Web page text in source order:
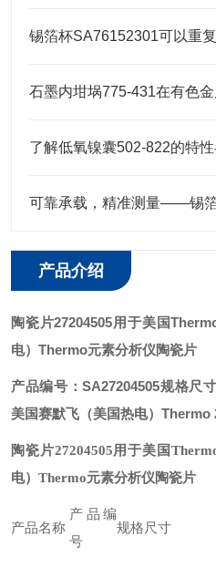
锡箔杯SA76152301可以重
石墨内坩埚775-431在有色
了解低氧镍囊502-822的特性
可靠承载，精准测量——锡
产品介绍
陶瓷片27204505用于美国
电）Thermo元素分析仪陶瓷片
产品编号：SA27204505规格尺
美国赛默飞（美国热电）Thermo
陶瓷片27204505用于美国
电）Thermo元素分析仪陶瓷片
产品名称
产品编
号
规格尺寸